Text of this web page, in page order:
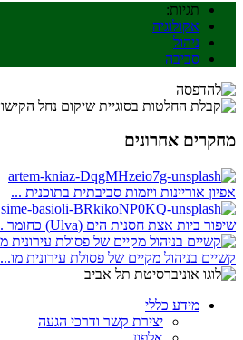
תגיות:
אקולוגיה
ניהול
סביבה
מחקרים אחרונים
אפיון אוריינות ויזמות סביבתית בתוכנית ...
שיפור ביות אצת חסנית הים (Ulva) כחומר ...
קשיים בניהול מקיים של פסולת עירונית מו...
מידע כללי
יצירת קשר ודרכי הגעה